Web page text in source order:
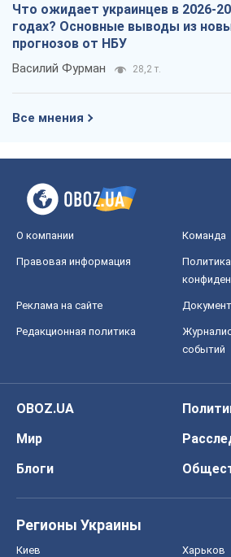
Что ожидает украинцев в 2026-
годах? Основные выводы из
прогнозов от НБУ
Василий Фурман 28,2 т.
Все мнения
О компании Команда
Правовая информация
Политика
Реклама на сайте
Редакционная политика
событий
OBOZ.UA
Мир
Блоги
Регионы Украины
Киев Харьков